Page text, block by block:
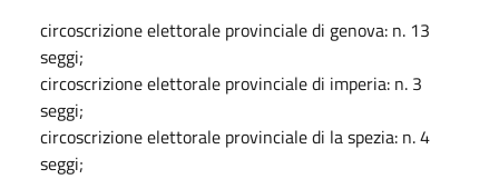
circoscrizione elettorale provinciale di genova: n. 13
seggi;
circoscrizione elettorale provinciale di imperia: n. 3
seggi;
circoscrizione elettorale provinciale di la spezia: n. 4
seggi;